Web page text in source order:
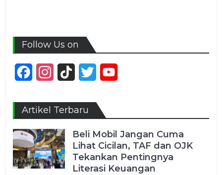
Follow Us on
FacebookInstagram
TikTok Twitter
Artikel Terbaru
Beli Mobil Jangan Cuma
Lihat Cicilan, TAF dan OJK
Tekankan Pentingnya
Literasi Keuangan